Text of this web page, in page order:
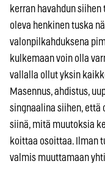
kerran havahdun
oleva henkinen tuska
valonpilkahduksena
kulkemaan voin olla
vallalla ollut yksin
Masennus, ahdistus,
singnaalina siihen, että
siinä, mitä muutoksia
koittaa osoittaa. Ilman
valmis muuttamaan